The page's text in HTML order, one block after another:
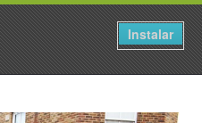
Instalar